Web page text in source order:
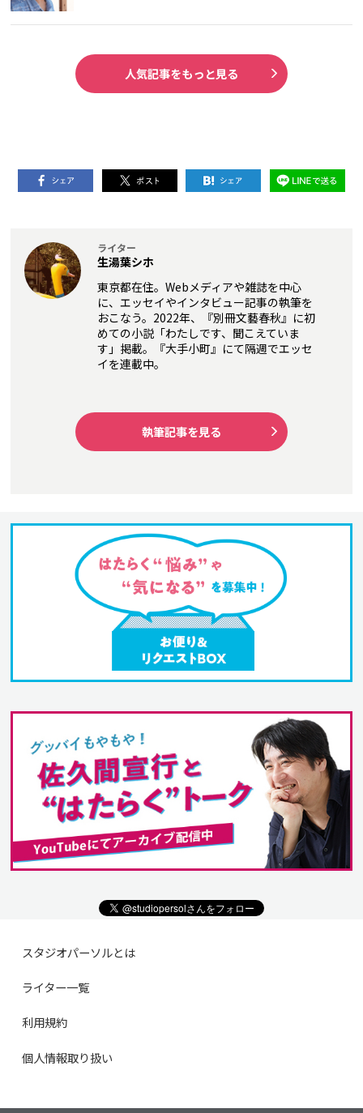
人気記事をもっと見る
ライター
生湯葉シホ
東京都在住。Webメディアや雑誌を中心
に、エッセイやインタビュー記事の執筆を
おこなう。2022年、『別冊文藝春秋』に初
めての小説「わたしです、聞こえていま
す」掲載。『大手小町』にて隔週でエッセ
イを連載中。
執筆記事を見る
スタジオパーソルとは
ライター一覧
利用規約
個人情報取り扱い